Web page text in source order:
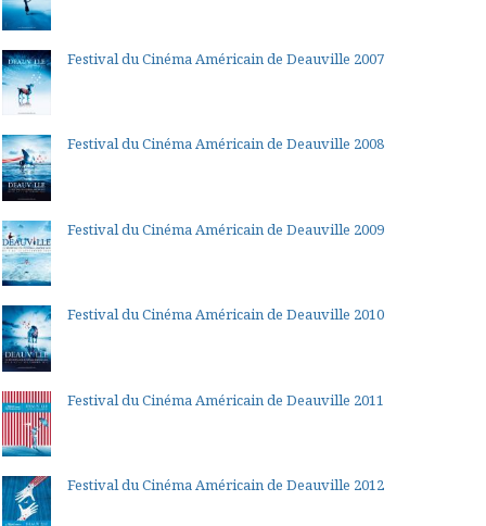
Festival du Cinéma Américain de Deauville 2007
Festival du Cinéma Américain de Deauville 2008
Festival du Cinéma Américain de Deauville 2009
Festival du Cinéma Américain de Deauville 2010
Festival du Cinéma Américain de Deauville 2011
Festival du Cinéma Américain de Deauville 2012